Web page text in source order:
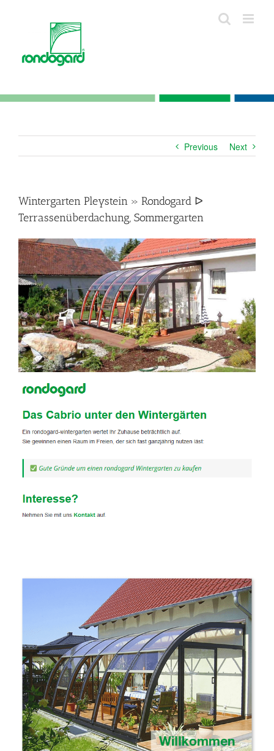
Previous Next
Wintergarten Pleystein » Rondogard ᐅ
Terrassenüberdachung, Sommergarten